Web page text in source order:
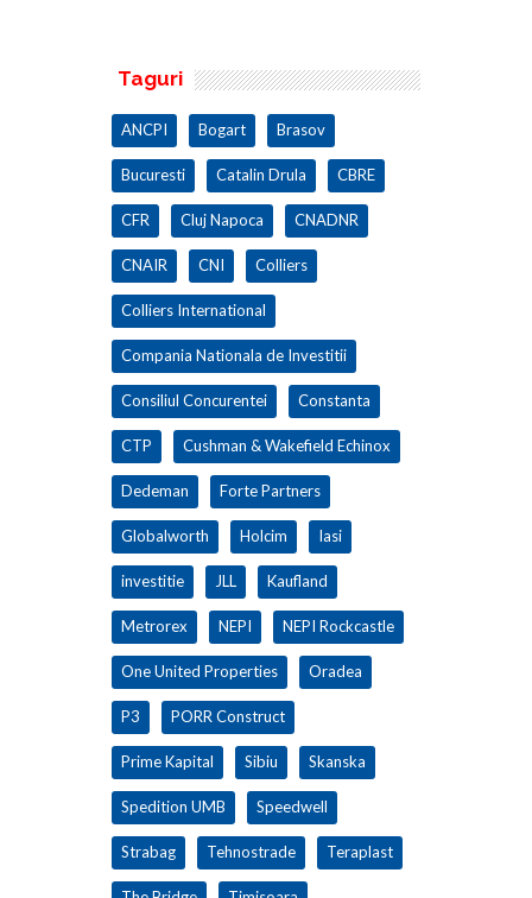
Taguri
ANCPI Bogart Brasov
Bucuresti Catalin Drula CBRE
CFR Cluj Napoca CNADNR
CNAIR CNI Colliers
Colliers International
Compania Nationala de Investitii
Consiliul Concurentei Constanta
CTP Cushman & Wakefield Echinox
Dedeman Forte Partners
Globalworth Holcim Iasi
investitie JLL Kaufland
Metrorex NEPI NEPI Rockcastle
One United Properties Oradea
P3 PORR Construct
Prime Kapital Sibiu Skanska
Spedition UMB Speedwell
Strabag Tehnostrade Teraplast